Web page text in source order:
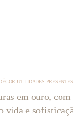
UTILIDADES
em ouro,
vida e